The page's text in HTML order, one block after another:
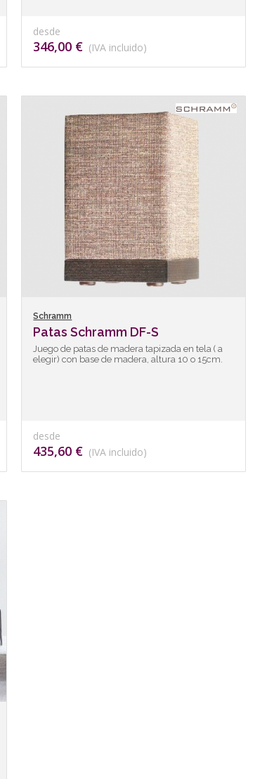
desde
346,00 € (IVA incluido)
Schramm
Patas Schramm DF-S
Juego de patas de madera tapizada en tela ( a
elegir) con base de madera, altura 10 o 15cm.
desde
435,60 € (IVA incluido)